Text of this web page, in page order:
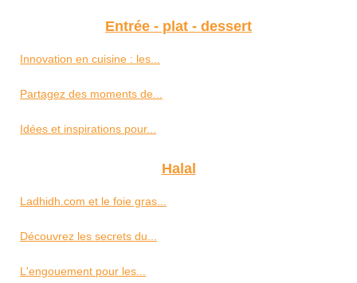
Entrée - plat - dessert
Innovation en cuisine : les...
Partagez des moments de...
Idées et inspirations pour...
Halal
Ladhidh.com et le foie gras...
Découvrez les secrets du...
L'engouement pour les...